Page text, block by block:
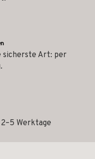
sicherste Art: per
Werktage